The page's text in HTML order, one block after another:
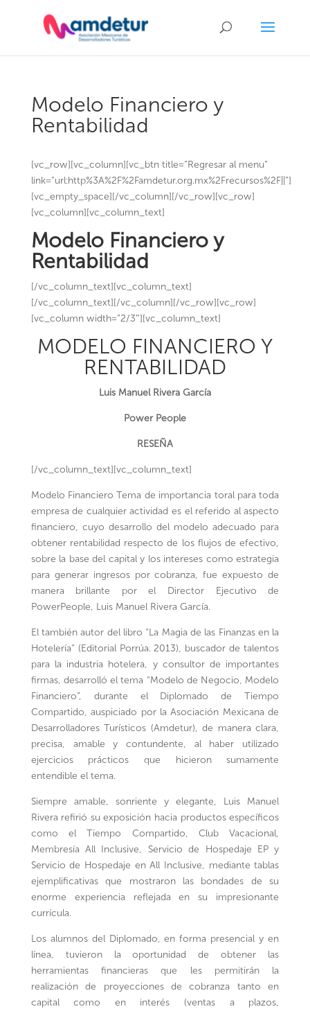
Modelo Financiero y
Rentabilidad
[vc_row][vc_column][vc_btn title=”Regresar al menu”
link=”url:http%3A%2F%2Famdetur.org.mx%2Frecursos%2F||”]
[vc_empty_space][/vc_column][/vc_row][vc_row]
[vc_column][vc_column_text]
Modelo Financiero y
Rentabilidad
[/vc_column_text][vc_column_text]
[/vc_column_text][/vc_column][/vc_row][vc_row]
[vc_column width=”2/3″][vc_column_text]
MODELO FINANCIERO Y
RENTABILIDAD
Luis Manuel Rivera García
Power People
RESEÑA
[/vc_column_text][vc_column_text]
Modelo Financiero Tema de importancia toral para toda
empresa de cualquier actividad es el referido al aspecto
financiero, cuyo desarrollo del modelo adecuado para
obtener rentabilidad respecto de los flujos de efectivo,
sobre la base del capital y los intereses como estrategia
para generar ingresos por cobranza, fue expuesto de
manera brillante por el Director Ejecutivo de
PowerPeople, Luis Manuel Rivera García.
El también autor del libro “La Magia de las Finanzas en la
Hotelería” (Editorial Porrúa. 2013), buscador de talentos
para la industria hotelera, y consultor de importantes
firmas, desarrolló el tema “Modelo de Negocio, Modelo
Financiero”, durante el Diplomado de Tiempo
Compartido, auspiciado por la Asociación Mexicana de
Desarrolladores Turísticos (Amdetur), de manera clara,
precisa, amable y contundente, al haber utilizado
ejercicios prácticos que hicieron sumamente
entendible el tema.
Siempre amable, sonriente y elegante, Luis Manuel
Rivera refirió su exposición hacia productos específicos
como el Tiempo Compartido, Club Vacacional,
Membresía All Inclusive, Servicio de Hospedaje EP y
Servicio de Hospedaje en All Inclusive, mediante tablas
ejemplificativas que mostraron las bondades de su
enorme experiencia reflejada en su impresionante
currícula.
Los alumnos del Diplomado, en forma presencial y en
línea, tuvieron la oportunidad de obtener las
herramientas financieras que les permitirán la
realización de proyecciones de cobranza tanto en
capital como en interés (ventas a plazos,